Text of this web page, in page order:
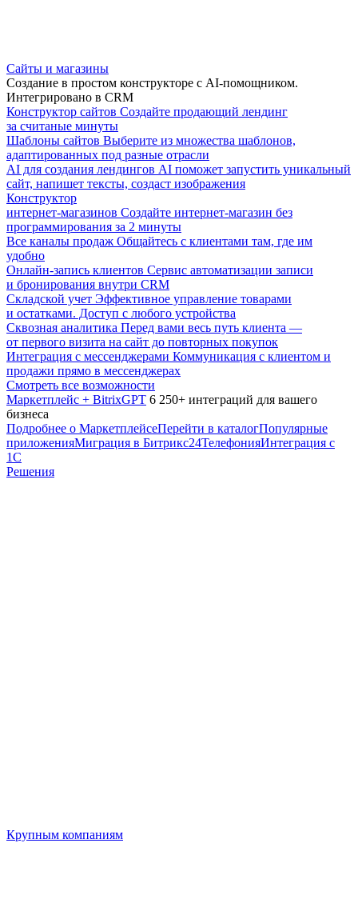
Сайты и магазины
Создание в простом конструкторе с AI-помощником.
Интегрировано в CRM
Конструктор сайтов Создайте продающий лендинг
за считаные минуты
Шаблоны сайтов Выберите из множества шаблонов,
адаптированных под разные отрасли
AI для создания лендингов AI поможет запустить уникальный
сайт, напишет тексты, создаст изображения
Конструктор
интернет-магазинов Создайте интернет-магазин без
программирования за 2 минуты
Все каналы продаж Общайтесь с клиентами там, где им
удобно
Онлайн-запись клиентов Сервис автоматизации записи
и бронирования внутри CRM
Складской учет Эффективное управление товарами
и остатками. Доступ с любого устройства
Сквозная аналитика Перед вами весь путь клиента —
от первого визита на сайт до повторных покупок
Интеграция с мессенджерами Коммуникация с клиентом и
продажи прямо в мессенджерах
Смотреть все возможности
Маркетплейс + BitrixGPT 6 250+ интеграций для вашего
бизнеса
Подробнее о МаркетплейсеПерейти в каталогПопулярные
приложенияМиграция в Битрикс24ТелефонияИнтеграция с
1С
Решения
Крупным компаниям